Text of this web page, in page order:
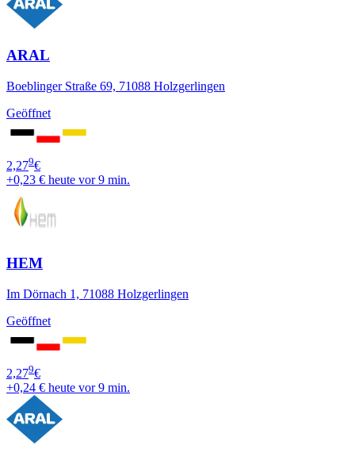
ARAL
Boeblinger Straße 69, 71088 Holzgerlingen
Geöffnet
2,279€
+0,23 € heute vor 9 min.
HEM
Im Dörnach 1, 71088 Holzgerlingen
Geöffnet
2,279€
+0,24 € heute vor 9 min.